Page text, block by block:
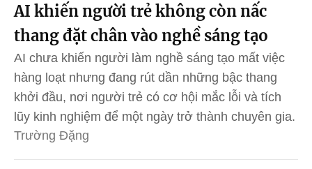
AI khiến người trẻ không còn nấc
thang đặt chân vào nghề sáng tạo
AI chưa khiến người làm nghề sáng tạo mất việc
hàng loạt nhưng đang rút dần những bậc thang
khởi đầu, nơi người trẻ có cơ hội mắc lỗi và tích
lũy kinh nghiệm để một ngày trở thành chuyên gia.
Trường Đặng